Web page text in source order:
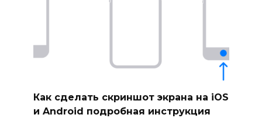
Как сделать скриншот экрана на iOS
и Android подробная инструкция